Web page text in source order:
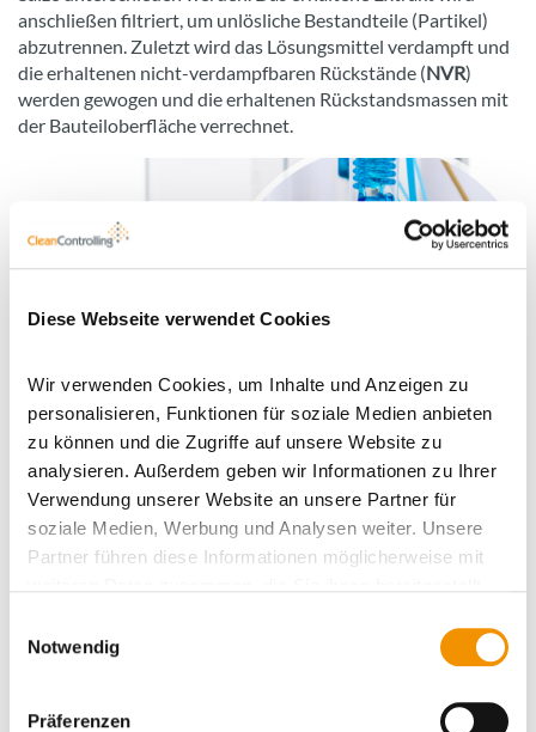
Diese Webseite verwendet Cookies
Wir verwenden Cookies, um Inhalte und Anzeigen zu
personalisieren, Funktionen für soziale Medien anbieten
zu können und die Zugriffe auf unsere Website zu
analysieren. Außerdem geben wir Informationen zu Ihrer
Verwendung unserer Website an unsere Partner für
soziale Medien, Werbung und Analysen weiter. Unsere
Partner führen diese Informationen möglicherweise mit
gesammelt haben.
Notwendig
Präferenzen
anschließen filtriert, um unlösliche Bestandteile (Partikel)
abzutrennen. Zuletzt wird das Lösungsmittel verdampft und
die erhaltenen nicht-verdampfbaren Rückstände (NVR)
werden gewogen und die erhaltenen Rückstandsmassen mit
der Bauteiloberfläche verrechnet.
Steckbrief
Kontaminationen (Öle, Fette,…)